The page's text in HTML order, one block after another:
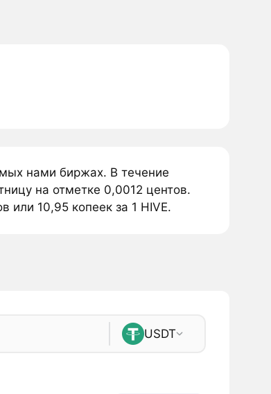
нами биржах. В течение
на отметке 0,0012 центов.
или 10,95 копеек за 1 HIVE.
USDT